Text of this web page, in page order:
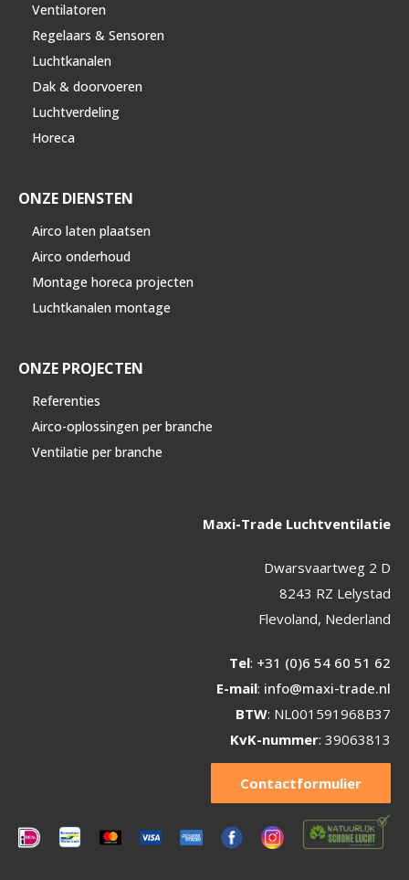
Ventilatoren
Regelaars & Sensoren
Luchtkanalen
Dak & doorvoeren
Luchtverdeling
Horeca
ONZE DIENSTEN
Airco laten plaatsen
Airco onderhoud
Montage horeca projecten
Luchtkanalen montage
ONZE PROJECTEN
Referenties
Airco-oplossingen per branche
Ventilatie per branche
Maxi-Trade Luchtventilatie
Dwarsvaartweg 2 D
8243 RZ Lelystad
Flevoland, Nederland
Tel: +31 (0)6 54 60 51 62
E-mail: info@maxi-trade.nl
BTW: NL001591968B37
KvK-nummer: 39063813
Contactformulier